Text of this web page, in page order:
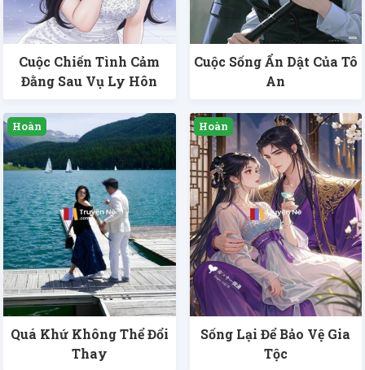
Cuộc Chiến Tình Cảm
Đằng Sau Vụ Ly Hôn
Cuộc Sống Ẩn Dật Của Tô
An
Quá Khứ Không Thể Đổi
Thay
Sống Lại Để Bảo Vệ Gia
Tộc